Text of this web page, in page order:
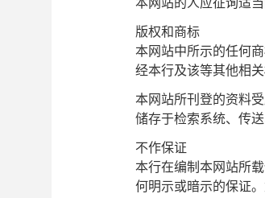
本网站的人应征询适当
版权和商标
本网站中所示的任何
经本行及该等其他相
本网站所刊登的资料
储存于检索系统、传
不作保证
本行在编制本网站所
何明示或暗示的保证